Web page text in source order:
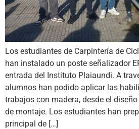
Los estudiantes de Carpintería de
han instalado un poste señalizador
entrada del Instituto Plaiaundi. A
alumnos han podido aplicar las
trabajos con madera, desde el
de montaje. Los estudiantes han
principal de […]